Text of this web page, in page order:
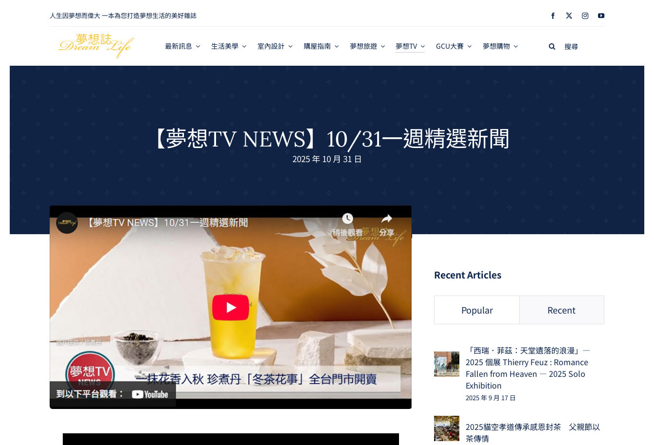
人生因夢想而偉大 一本為您打造夢想生活的美好雜誌
最新訊息 生活美學 室內設計 購屋指南 夢想旅遊 夢想TV GCU大賽 夢想購物
Search
【夢想TV NEWS】10/31一週精選新聞
2025 年 10 月 31 日
Recent Articles
Popular Recent
「西瑞．菲茲：天堂遺落的浪漫」—
2025 個展 Thierry Feuz : Romance
Fallen from Heaven — 2025 Solo
Exhibition
2025 年 9 月 17 日
2025貓空孝道傳承感恩封茶 父親節以
茶傳情